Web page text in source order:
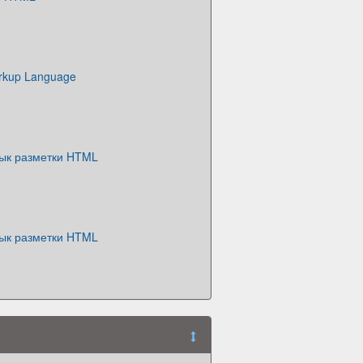
Language
разметки HTML
разметки HTML